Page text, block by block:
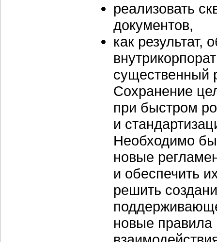
реализовать
документов,
как результат,
существенный
Сохранение
при быстром
и
Необходимо
новые
и обеспечить
решить
новые правила